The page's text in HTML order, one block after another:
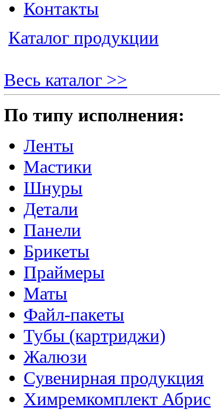
Контакты
Каталог продукции
Весь каталог >>
По типу исполнения:
Ленты
Мастики
Шнуры
Детали
Панели
Брикеты
Праймеры
Маты
Файл-пакеты
Тубы (картриджи)
Жалюзи
Сувенирная продукция
Химремкомплект Абрис